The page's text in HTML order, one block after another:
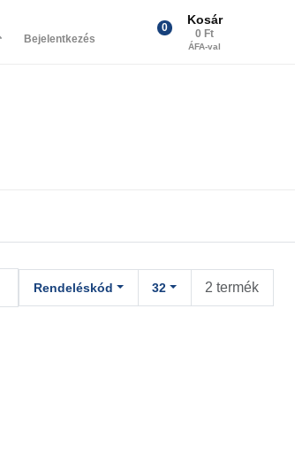
Bejelentkezés
0
Kosár
0 Ft
ÁFA-val
Rendeléskód 32 2 termék